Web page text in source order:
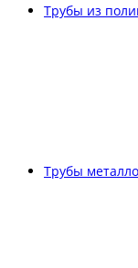
Трубы из
Трубы